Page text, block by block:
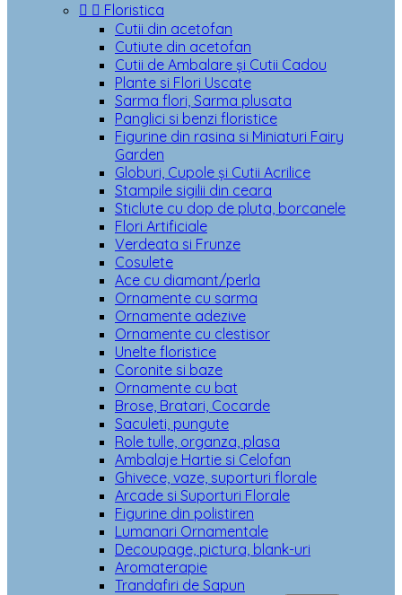
  Floristica
Cutii din acetofan
Cutiute din acetofan
Cutii de Ambalare și Cutii Cadou
Plante si Flori Uscate
Sarma flori, Sarma plusata
Panglici si benzi floristice
Figurine din rasina si Miniaturi Fairy
Garden
Globuri, Cupole și Cutii Acrilice
Stampile sigilii din ceara
Sticlute cu dop de pluta, borcanele
Flori Artificiale
Verdeata si Frunze
Cosulete
Ace cu diamant/perla
Ornamente cu sarma
Ornamente adezive
Ornamente cu clestisor
Unelte floristice
Coronite si baze
Ornamente cu bat
Brose, Bratari, Cocarde
Saculeti, pungute
Role tulle, organza, plasa
Ambalaje Hartie si Celofan
Ghivece, vaze, suporturi florale
Arcade si Suporturi Florale
Figurine din polistiren
Lumanari Ornamentale
Decoupage, pictura, blank-uri
Aromaterapie
Trandafiri de Sapun